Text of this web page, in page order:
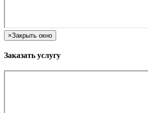
×Закрыть окно
Заказать услугу